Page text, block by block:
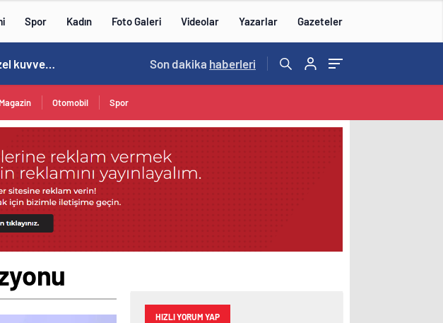
Spor Kadın Foto Galeri Videolar Yazarlar Gazeteler
Norweç silahlı kuvvetleri kadınlardan oluşan özel kuvvetler eğitimlerini başlattı. 15:20 /
Son dakika haberleri
Magazin Otomobil Spor
HIZLI YORUM YAP